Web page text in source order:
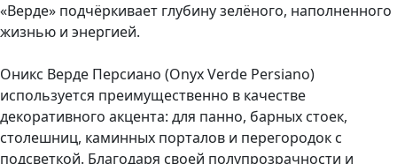
«Верде» подчёркивает глубину зелёного, наполненного
жизнью и энергией.
Оникс Верде Персиано (Onyx Verde Persiano)
используется преимущественно в качестве
декоративного акцента: для панно, барных стоек,
столешниц, каминных порталов и перегородок с
подсветкой. Благодаря своей полупрозрачности и